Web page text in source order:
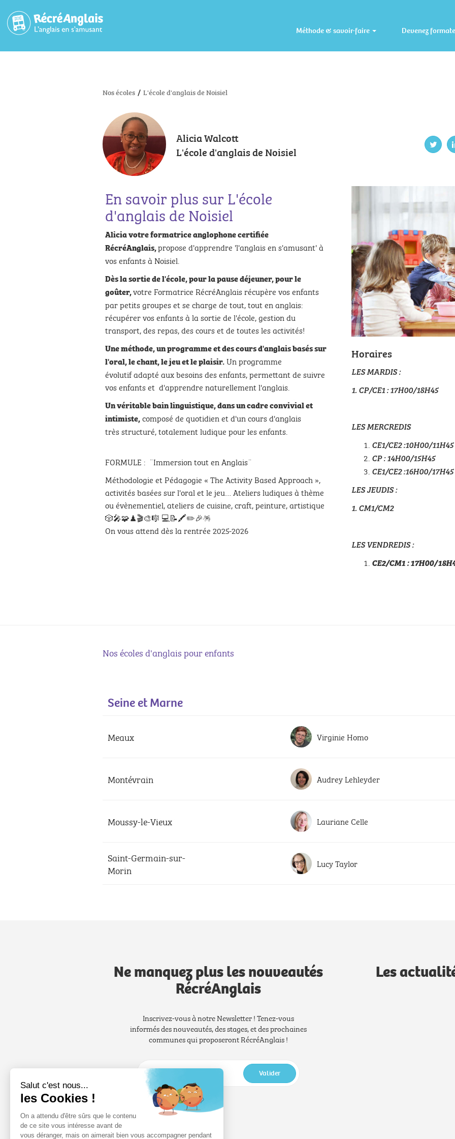
Méthode & savoir-faire Devenez
Nos écoles / L'école d'anglais de Noisiel
Alicia Walcott
L'école d'anglais de Noisiel
En savoir plus sur L'école
d'anglais de Noisiel
Alicia votre formatrice anglophone certifiée
RécréAnglais,propose d'apprendre 'l'anglais en s'amusant' à
vos enfants à Noisiel.
Dès la sortie de l'école, pour la pause déjeuner, pour le
goûter,votre Formatrice RécréAnglais récupère vos enfants
par petits groupes et se charge de tout, tout en anglais:
récupérer vos enfants à la sortie de l'école, gestion du
transport, des repas, des cours et de toutes les activités!
Une méthode, un programme etdes cours d'anglais basés sur
l'oral, le chant, le jeu etle plaisir.Un programme
évolutif adapté aux besoins des enfants, permettant de suivre
vos enfants et d'apprendre naturellement l'anglais.
Un véritable bain linguistique, dans un cadre convivial et
intimiste,composé de quotidien et d'un cours d'anglais
très structuré, totalement ludique pour les enfants.
FORMULE : ¨Immersion tout en Anglais¨
Méthodologie et Pédagogie « The Activity Based Approach »,
activités basées sur l'oral et le jeu… Ateliers ludiques à thème
ou évènementiel, ateliers de cuisine, craft, peinture, artistique
🎲🎤🧩♟🎬🎨🎼 💻📝🖍✏️🎉🪅
On vous attend dès la rentrée 2025-2026
Horaires
LES MARDIS :
1. CP/CE1 : 17H00/18H45
LES MERCREDIS
CE1/CE2 :10H00/11H45
CP : 14H00/15H45
CE1/CE2 :16H00/17H45
LES JEUDIS :
1. CM1/CM2
LES VENDREDIS :
CE2/CM1 : 17H00/
Nos écoles d'anglais pour enfants
Seine et Marne
Meaux Virginie Homo
Montévrain Audrey Lehleyder
Moussy-le-Vieux Lauriane Celle
Saint-Germain-sur-
Morin
Lucy Taylor
Ne manquez plus les nouveautés
RécréAnglais
Inscrivez-vous à notre Newsletter ! Tenez-vous
informés des nouveautés, des stages, et des prochaines
communes qui proposeront RécréAnglais !
Valider
Les
Salut c'est nous...
les Cookies !
On a attendu d'être sûrs que le contenu
de ce site vous intéresse avant de
vous déranger, mais on aimerait bien vous accompagner pendant